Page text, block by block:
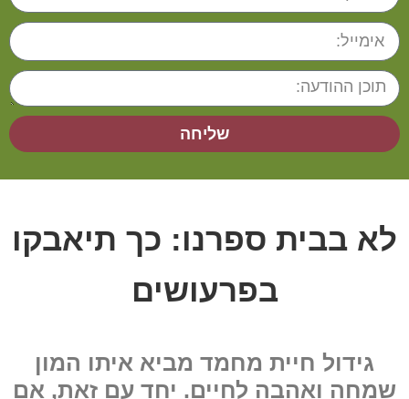
שליחה
לא בבית ספרנו: כך תיאבקו
בפרעושים
גידול חיית מחמד מביא איתו המון
שמחה ואהבה לחיים. יחד עם זאת, אם